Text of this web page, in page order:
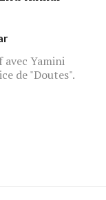
Yamini
de "Doutes".